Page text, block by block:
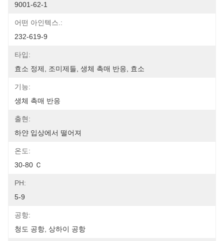
9001-62-1
어떤 아인텍스.:
232-619-9
타입:
효소 정제, 조미제들, 생체 촉매 반응, 효소
기능:
생체 촉매 반응
출현:
하얀 입상에서 떨어져
온도:
30-80 Ｃ
PH:
5-9
공항:
청도 공항, 상하이 공항